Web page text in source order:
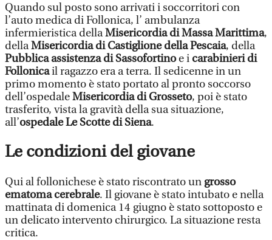
Quando sul posto sono arrivati i soccorritori con
l’auto medica di Follonica, l’ ambulanza
infermieristica dellaMisericordia di Massa Marittima,
dellaMisericordia di Castiglione della Pescaia, della
Pubblica assistenza di Sassofortinoe i carabinieri di
Follonicail ragazzo era a terra. Il sedicenne in un
primo momento è stato portato al pronto soccorso
dell’ospedaleMisericordia di Grosseto, poi è stato
trasferito, vista la gravità della sua situazione,
all’ospedale Le Scotte di Siena.
Le condizioni del giovane
Qui al follonichese è stato riscontrato un grosso
ematoma cerebrale. Il giovane è stato intubato e nella
mattinata di domenica 14 giugno è stato sottoposto e
un delicato intervento chirurgico. La situazione resta
critica.